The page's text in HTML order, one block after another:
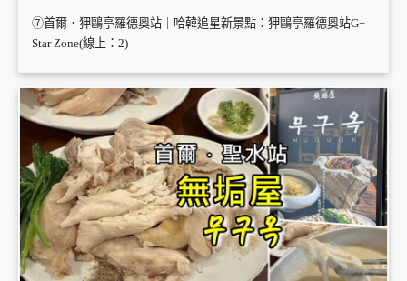
⑦首爾．狎鷗亭羅德奧站｜哈韓追星新景點：狎鷗亭羅德奧站G+
Star Zone(線上：2)